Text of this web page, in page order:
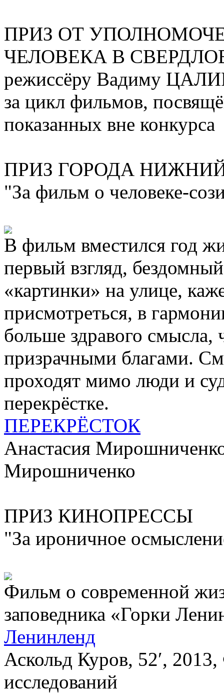
ПРИЗ ОТ
ЧЕЛОВЕКА В
режиссёру Вадиму
за цикл фильмов,
показанных вне конкурса
ПРИЗ ГОРОДА
"За фильм о человеке-
В фильм вместился год
первый взгляд,
«картинки» на улице,
присмотреться, в
больше здравого смысла,
призрачными благами.
проходят мимо люди и
перекрёстке.
ПЕРЕКРЁСТОК
Анастасия
Мирошниченко
ПРИЗ КИНОПРЕССЫ
"За ироничное
Фильм о современной
заповедника «Горки
Ленинленд
Аскольд Куров, 52′,
исследований